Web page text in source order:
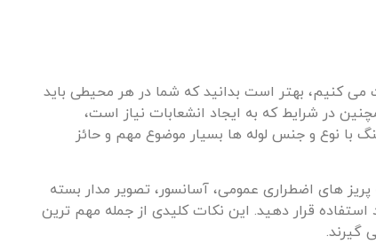
کنیم، بهتر است بدانید که شما در هر محیطی باید
در شرایط که به ایجاد انشعابات نیاز است،
با نوع و جنس لوله ها بسیار موضوع مهم و حائز
های اضطراری عمومی، آسانسور، تصویر مدار بسته
استفاده قرار دهید. این نکات کلیدی از جمله مهم ترین
گیرند.